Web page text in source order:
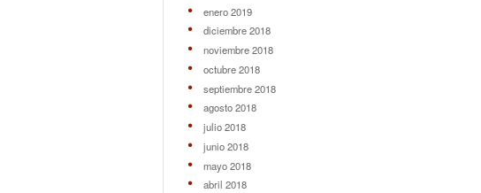
enero 2019
diciembre 2018
noviembre 2018
octubre 2018
septiembre 2018
agosto 2018
julio 2018
junio 2018
mayo 2018
abril 2018